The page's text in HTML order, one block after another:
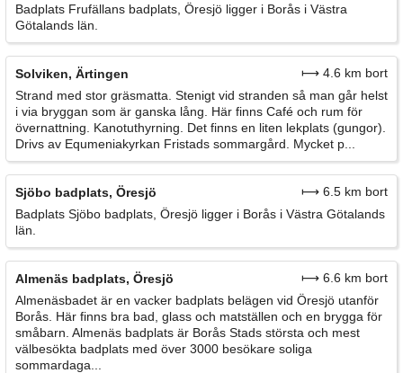
Badplats Frufällans badplats, Öresjö ligger i Borås i Västra
Götalands län.
Solviken, Ärtingen
⟼ 4.6 km bort
Strand med stor gräsmatta. Stenigt vid stranden så man går helst
i via bryggan som är ganska lång. Här finns Café och rum för
övernattning. Kanotuthyrning. Det finns en liten lekplats (gungor).
Drivs av Equmeniakyrkan Fristads sommargård. Mycket p...
Sjöbo badplats, Öresjö
⟼ 6.5 km bort
Badplats Sjöbo badplats, Öresjö ligger i Borås i Västra Götalands
län.
Almenäs badplats, Öresjö
⟼ 6.6 km bort
Almenäsbadet är en vacker badplats belägen vid Öresjö utanför
Borås. Här finns bra bad, glass och matställen och en brygga för
småbarn. Almenäs badplats är Borås Stads största och mest
välbesökta badplats med över 3000 besökare soliga
sommardaga...